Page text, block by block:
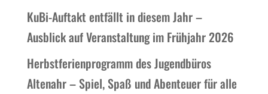
KuBi-Auftakt entfällt in diesem Jahr –
Ausblick auf Veranstaltung im Frühjahr 2026
Herbstferienprogramm des Jugendbüros
Altenahr – Spiel, Spaß und Abenteuer für alle